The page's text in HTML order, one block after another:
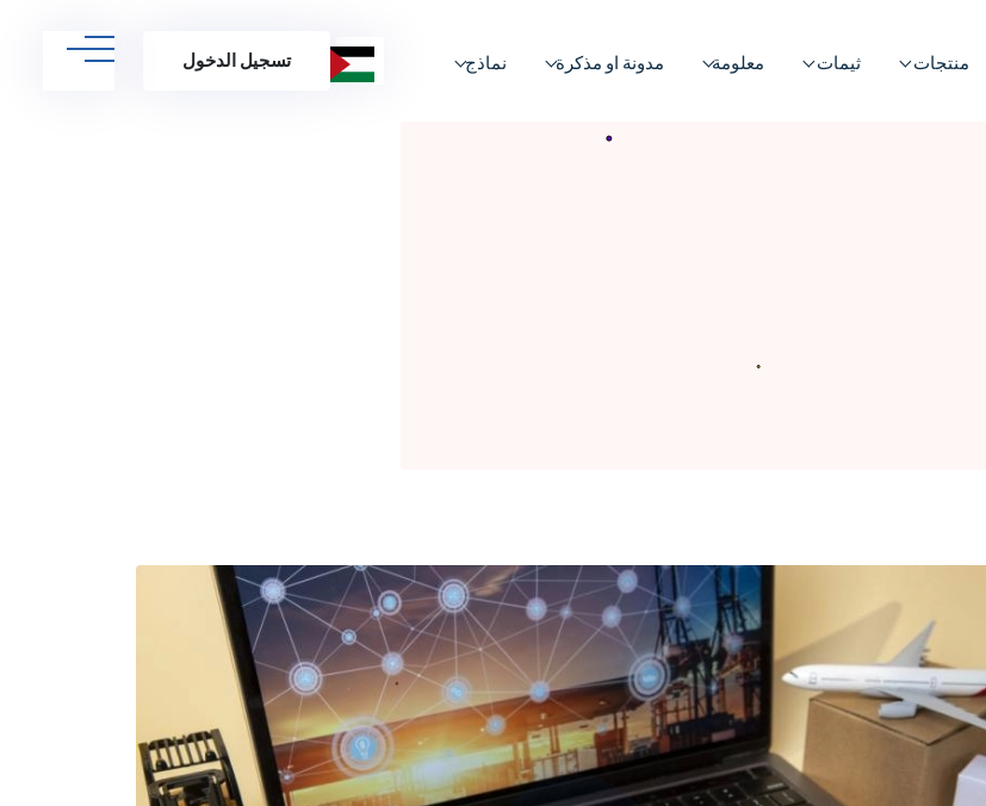
منتجات ثيمات معلومة مدونة او مذكرة نماذج تسجيل الدخول